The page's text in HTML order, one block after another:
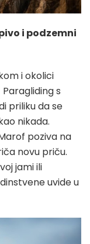
i podzemni
i okolici
s
priliku da se
nikada.
poziva na
novu priču.
jami ili
uvide u